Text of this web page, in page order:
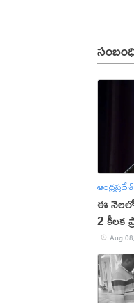
ఆంధ్రప్రదేశ్
ఈ
2 కీలక
Aug